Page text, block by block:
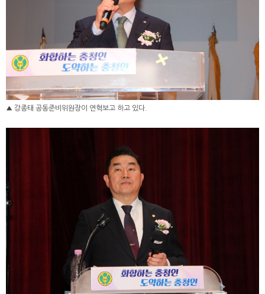
▲ 강종태 공동준비위원장이 연혁보고 하고 있다.